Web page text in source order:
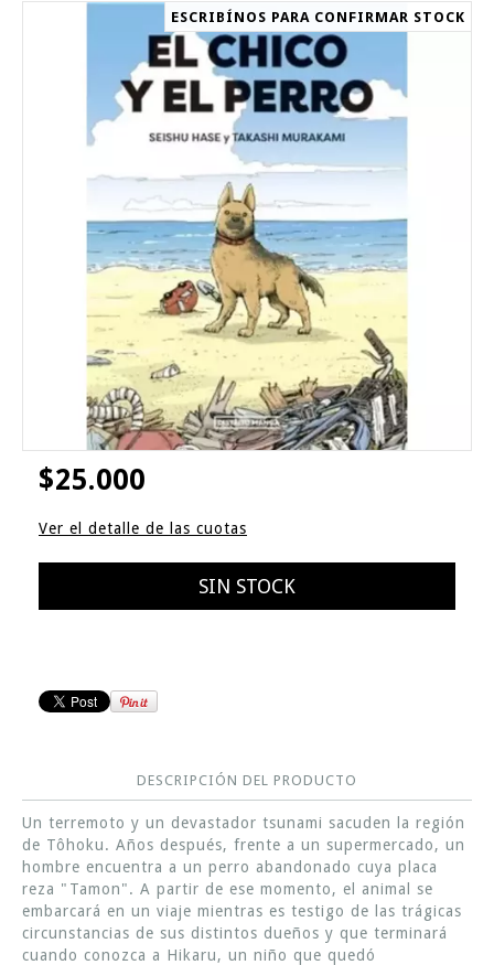
ESCRIBÍNOS PARA CONFIRMAR STOCK
$25.000
Ver el detalle de las cuotas
DESCRIPCIÓN DEL PRODUCTO
Un terremoto y un devastador tsunami sacuden la región
de Tôhoku. Años después, frente a un supermercado, un
hombre encuentra a un perro abandonado cuya placa
reza "Tamon". A partir de ese momento, el animal se
embarcará en un viaje mientras es testigo de las trágicas
circunstancias de sus distintos dueños y que terminará
cuando conozca a Hikaru, un niño que quedó